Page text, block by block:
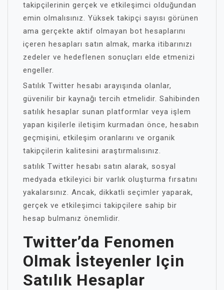
takipçilerinin gerçek ve etkileşimci olduğundan
emin olmalısınız. Yüksek takipçi sayısı görünen
ama gerçekte aktif olmayan bot hesaplarını
içeren hesapları satın almak, marka itibarınızı
zedeler ve hedeflenen sonuçları elde etmenizi
engeller.
Satılık Twitter hesabı arayışında olanlar,
güvenilir bir kaynağı tercih etmelidir. Sahibinden
satılık hesaplar sunan platformlar veya işlem
yapan kişilerle iletişim kurmadan önce, hesabın
geçmişini, etkileşim oranlarını ve organik
takipçilerin kalitesini araştırmalısınız.
satılık Twitter hesabı satın alarak, sosyal
medyada etkileyici bir varlık oluşturma fırsatını
yakalarsınız. Ancak, dikkatli seçimler yaparak,
gerçek ve etkileşimci takipçilere sahip bir
hesap bulmanız önemlidir.
Twitter’da Fenomen
Olmak İsteyenler Için
Satılık Hesaplar